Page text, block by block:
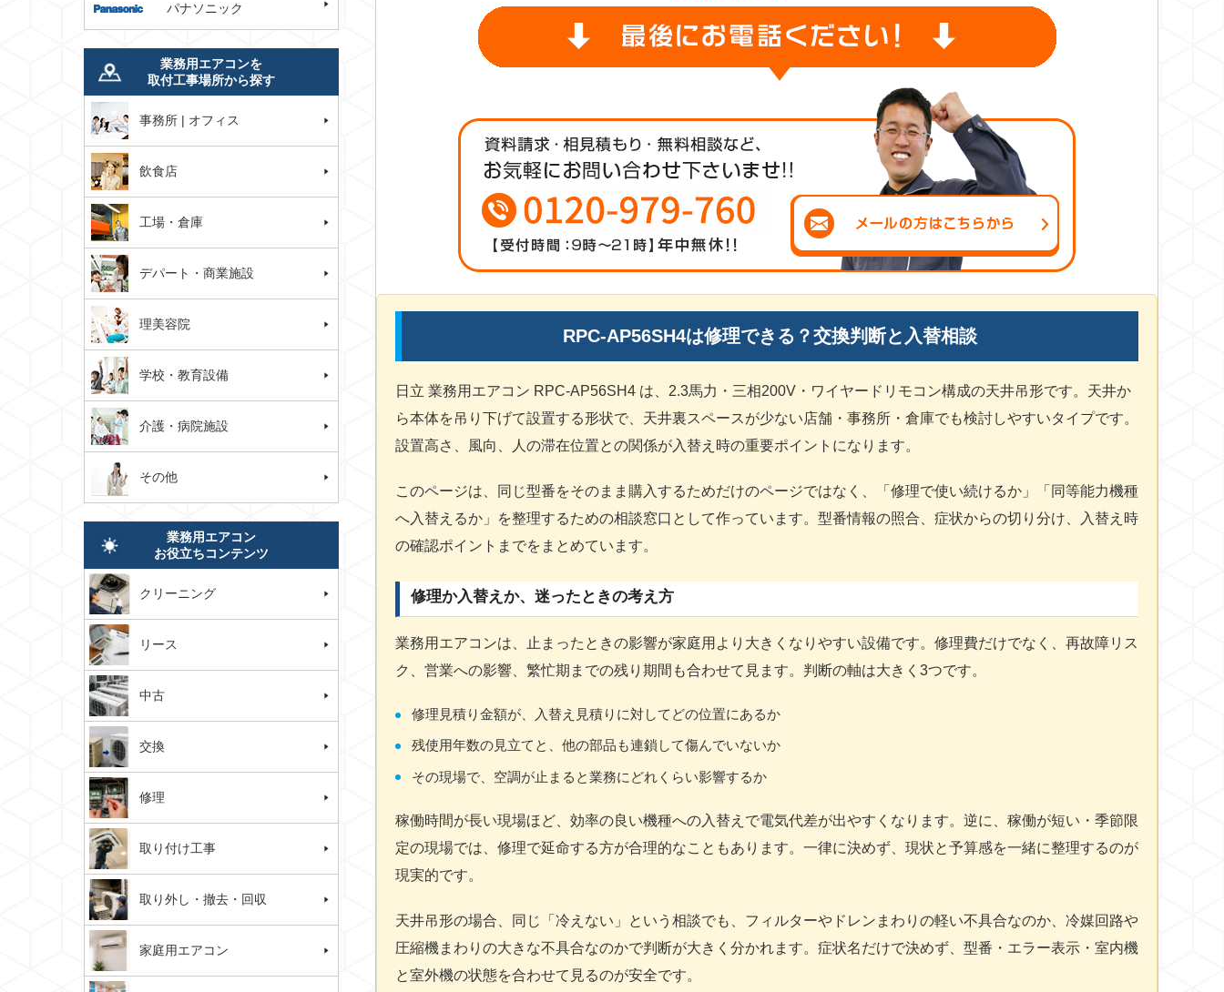
RPC-AP56SH4は修理できる？交換判断と入替相談
日立 業務用エアコン RPC-AP56SH4 は、2.3馬力・三相200V・ワイヤードリモコン構成の天井吊形です。天井か
ら本体を吊り下げて設置する形状で、天井裏スペースが少ない店舗・事務所・倉庫でも検討しやすいタイプです。
設置高さ、風向、人の滞在位置との関係が入替え時の重要ポイントになります。
このページは、同じ型番をそのまま購入するためだけのページではなく、「修理で使い続けるか」「同等能力機種
へ入替えるか」を整理するための相談窓口として作っています。型番情報の照合、症状からの切り分け、入替え時
の確認ポイントまでをまとめています。
修理か入替えか、迷ったときの考え方
業務用エアコンは、止まったときの影響が家庭用より大きくなりやすい設備です。修理費だけでなく、再故障リス
ク、営業への影響、繁忙期までの残り期間も合わせて見ます。判断の軸は大きく3つです。
修理見積り金額が、入替え見積りに対してどの位置にあるか
残使用年数の見立てと、他の部品も連鎖して傷んでいないか
その現場で、空調が止まると業務にどれくらい影響するか
稼働時間が長い現場ほど、効率の良い機種への入替えで電気代差が出やすくなります。逆に、稼働が短い・季節限
定の現場では、修理で延命する方が合理的なこともあります。一律に決めず、現状と予算感を一緒に整理するのが
現実的です。
天井吊形の場合、同じ「冷えない」という相談でも、フィルターやドレンまわりの軽い不具合なのか、冷媒回路や
圧縮機まわりの大きな不具合なのかで判断が大きく分かれます。症状名だけで決めず、型番・エラー表示・室内機
と室外機の状態を合わせて見るのが安全です。
パナソニック
業務用エアコンを
取付工事場所から探す
事務所 | オフィス
飲食店
工場・倉庫
デパート・商業施設
理美容院
学校・教育設備
介護・病院施設
その他
業務用エアコン
お役立ちコンテンツ
クリーニング
リース
中古
交換
修理
取り付け工事
取り外し・撤去・回収
家庭用エアコン